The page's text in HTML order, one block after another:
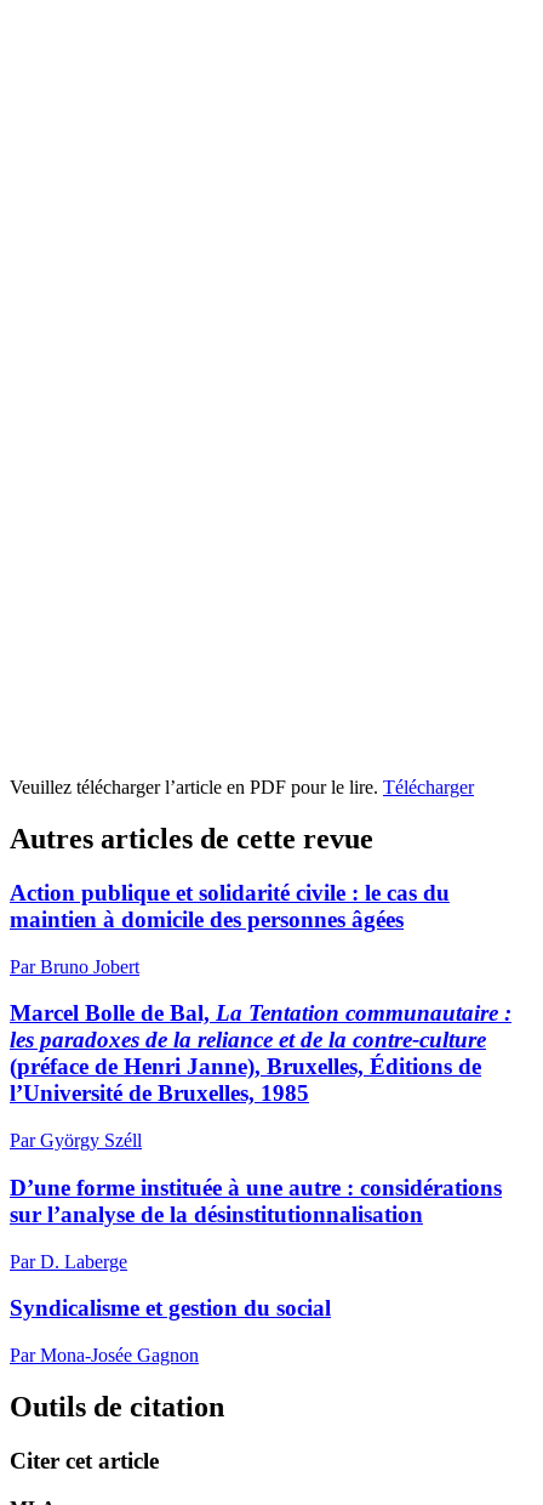
Veuillez télécharger l’article en PDF pour le lire. Télécharger
Autres articles de cette revue
Action publique et solidarité civile : le cas du
maintien à domicile des personnes âgées
Par Bruno Jobert
Marcel Bolle de Bal, La Tentation communautaire :
les paradoxes de la reliance et de la contre-culture
(préface de Henri Janne), Bruxelles, Éditions de
l’Université de Bruxelles, 1985
Par György Széll
D’une forme instituée à une autre : considérations
sur l’analyse de la désinstitutionnalisation
Par D. Laberge
Syndicalisme et gestion du social
Par Mona-Josée Gagnon
Outils de citation
Citer cet article